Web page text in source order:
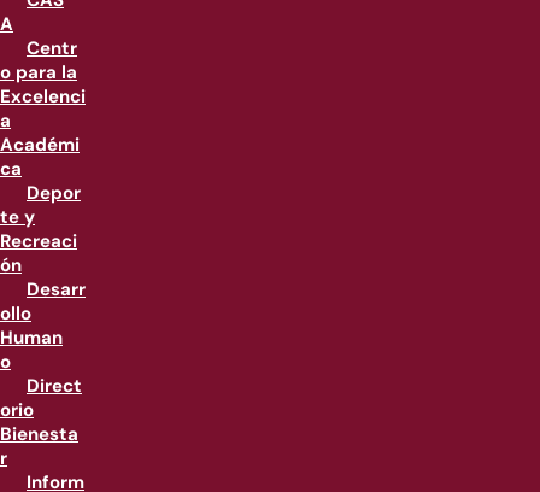
A
Centr
o para la
Excelenci
a
Académi
ca
Depor
te y
Recreaci
ón
Desarr
ollo
Human
o
Direct
orio
Bienesta
r
Inform